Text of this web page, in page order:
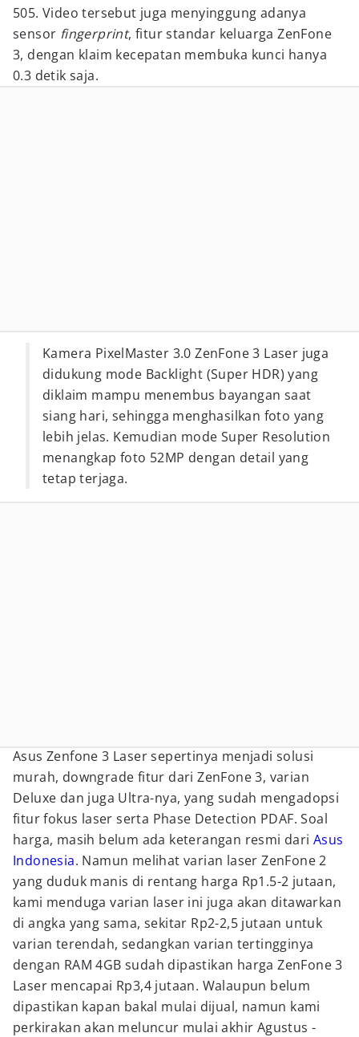
505. Video tersebut juga menyinggung adanya
sensor fingerprint, fitur standar keluarga ZenFone
3, dengan klaim kecepatan membuka kunci hanya
0.3 detik saja.
Kamera PixelMaster 3.0 ZenFone 3 Laser juga
didukung mode Backlight (Super HDR) yang
diklaim mampu menembus bayangan saat
siang hari, sehingga menghasilkan foto yang
lebih jelas. Kemudian mode Super Resolution
menangkap foto 52MP dengan detail yang
tetap terjaga.
Asus Zenfone 3 Laser sepertinya menjadi solusi
murah, downgrade fitur dari ZenFone 3, varian
Deluxe dan juga Ultra-nya, yang sudah mengadopsi
fitur fokus laser serta Phase Detection PDAF. Soal
harga, masih belum ada keterangan resmi dari Asus
Indonesia. Namun melihat varian laser ZenFone 2
yang duduk manis di rentang harga Rp1.5-2 jutaan,
kami menduga varian laser ini juga akan ditawarkan
di angka yang sama, sekitar Rp2-2,5 jutaan untuk
varian terendah, sedangkan varian tertingginya
dengan RAM 4GB sudah dipastikan harga ZenFone 3
Laser mencapai Rp3,4 jutaan. Walaupun belum
dipastikan kapan bakal mulai dijual, namun kami
perkirakan akan meluncur mulai akhir Agustus -